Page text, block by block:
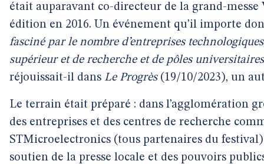
était auparavant co-directeur de la grand-messe
édition en 2016. Un événement qu’il importe
fasciné par le nombre d’entreprises
supérieur et de recherche et de pôles
réjouissait-il dans Le Progrès(19/10/2023), un
Le terrain était préparé : dans l’agglomération
des entreprises et des centres de recherche
STMicroelectronics (tous partenaires du
soutien de la presse locale et des pouvoirs